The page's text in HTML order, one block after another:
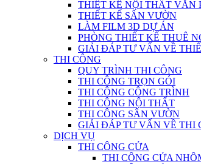
THIẾT KẾ NỘI THẤT VĂN
THIẾT KẾ SÂN VƯỜN
LÀM FILM 3D DỰ ÁN
PHÒNG THIẾT KẾ THUÊ
GIẢI ĐÁP TƯ VẤN VỀ
THI CÔNG
QUY TRÌNH THI CÔNG
THI CÔNG TRỌN GÓI
THI CÔNG CÔNG TRÌNH
THI CÔNG NỘI THẤT
THI CÔNG SÂN VƯỜN
GIẢI ĐÁP TƯ VẤN VỀ THI
DỊCH VỤ
THI CÔNG CỬA
THI CÔNG CỬA